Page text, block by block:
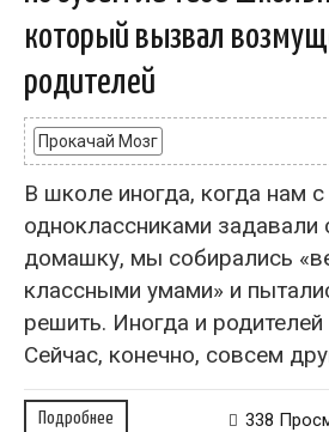
который вызвал
родителей
Прокачай Мозг
В школе иногда, когда нам с
одноклассниками
домашку, мы собирались
классными умами» и
решить. Иногда и
Сейчас, конечно, совсем
Подробнее 338